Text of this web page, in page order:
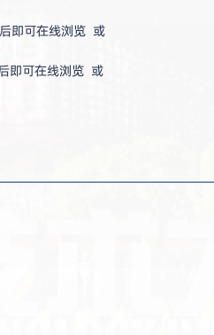
即可在线浏览 或
即可在线浏览 或